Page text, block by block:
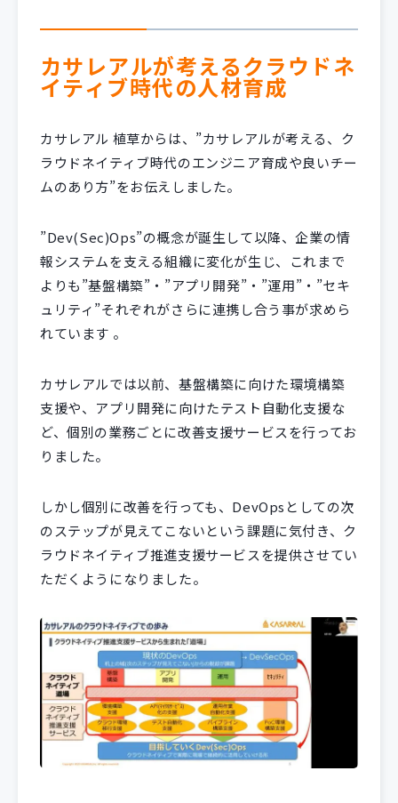
カサレアルが考えるクラウドネ
イティブ時代の人材育成
カサレアル 植草からは、”カサレアルが考える、ク
ラウドネイティブ時代のエンジニア育成や良いチー
ムのあり方”をお伝えしました。
”Dev(Sec)Ops”の概念が誕生して以降、企業の情
報システムを支える組織に変化が生じ、これまで
よりも”基盤構築”・”アプリ開発”・”運用”・”セキ
ュリティ”それぞれがさらに連携し合う事が求めら
れています 。
カサレアルでは以前、基盤構築に向けた環境構築
支援や、アプリ開発に向けたテスト自動化支援な
ど、個別の業務ごとに改善支援サービスを行ってお
りました。
しかし個別に改善を行っても、DevOpsとしての次
のステップが見えてこないという課題に気付き、ク
ラウドネイティブ推進支援サービスを提供させてい
ただくようになりました。